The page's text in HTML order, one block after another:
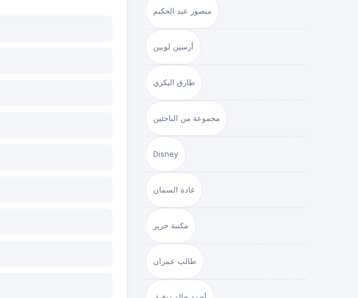
منصور عبد الحكيم
أرسين لوبين
طارق البكري
مجموعة من الباحثين
Disney
غادة السمان
مكتبة جرير
طالب عمران